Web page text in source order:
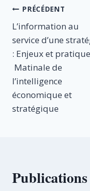
Navigation
de
l’article
PRÉCÉDENT
L’information au
service d’une
: Enjeux et
Matinale de
l’intelligence
économique et
stratégique